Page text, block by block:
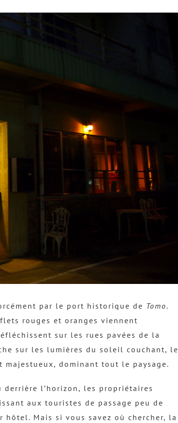
par le port historique de Tomo.
rouges et oranges viennent
sur les rues pavées de la
sur les lumières du soleil couchant, le
dominant tout le paysage.
l’horizon, les propriétaires
aux touristes de passage peu de
Mais si vous savez où chercher, la